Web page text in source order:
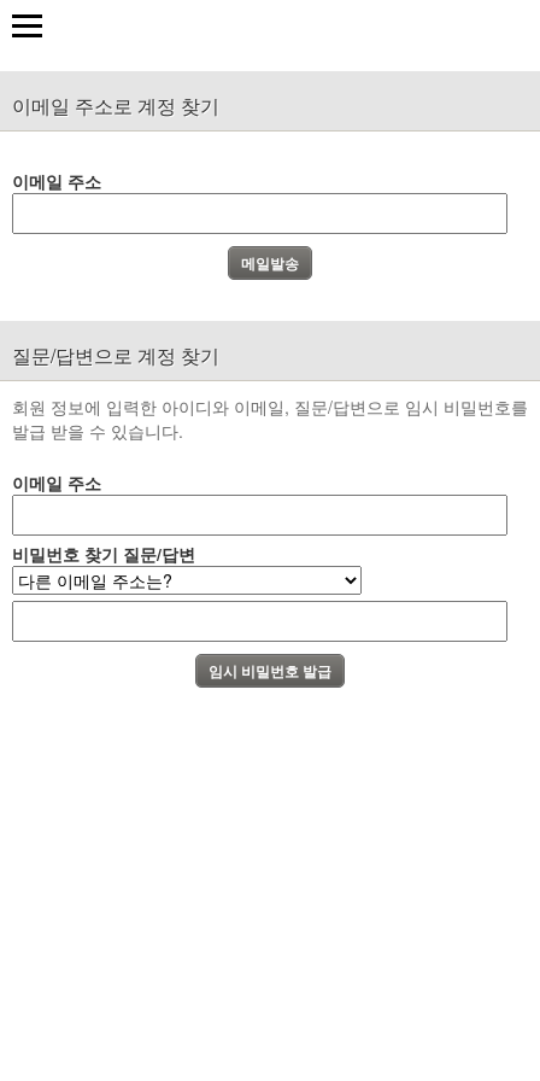
이메일 주소로 계정 찾기
이메일 주소
질문/답변으로 계정 찾기
회원 정보에 입력한 아이디와 이메일, 질문/답변으로 임시 비밀번호를
발급 받을 수 있습니다.
이메일 주소
비밀번호 찾기 질문/답변